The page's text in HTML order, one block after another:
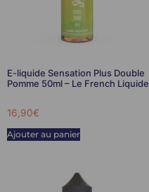
E-liquide Sensation Plus Double
Pomme 50ml – Le French Liquide
16,90€
Ajouter au panier